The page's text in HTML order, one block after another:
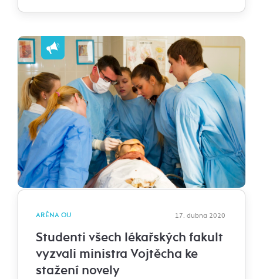
ARÉNA OU 17. dubna 2020
Studenti všech lékařských fakult
vyzvali ministra Vojtěcha ke
stažení novely